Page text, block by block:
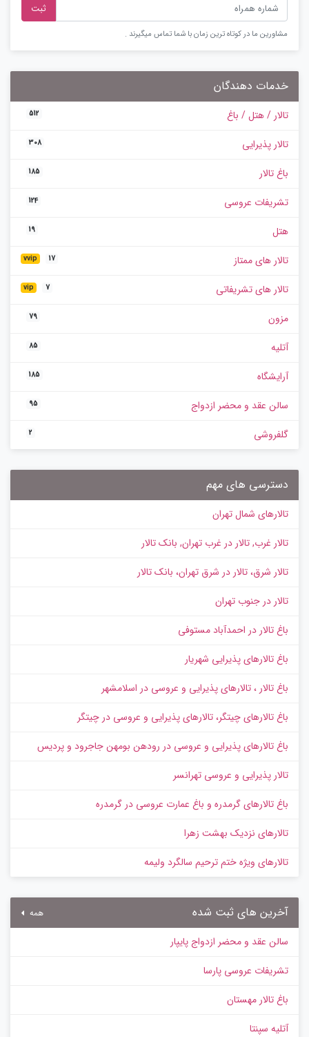
ثبت
مشاورین ما در کوتاه ترین زمان با شما تماس میگیرند .
خدمات دهندگان
تالار / هتل / باغ 512
تالار پذیرایی 308
باغ تالار 185
تشریفات عروسی 124
هتل 19
تالار های ممتاز vvip 17
تالار های تشریفاتی vip 7
مزون 79
آتلیه 85
آرایشگاه 185
سالن عقد و محضر ازدواج 95
گلفروشی 2
دسترسی های مهم
تالارهای شمال تهران
تالار غرب, تالار در غرب تهران, بانک تالار
تالار شرق، تالار در شرق تهران، بانک تالار
تالار در جنوب تهران
باغ تالار در احمدآباد مستوفی
باغ تالارهای پذیرایی شهریار
باغ تالار ، تالارهای پذیرایی و عروسی در اسلامشهر
باغ تالارهای چیتگر، تالارهای پذیرایی و عروسی در چیتگر
باغ تالارهای پذیرایی و عروسی در رودهن بومهن جاجرود و پردیس
تالار پذیرایی و عروسی تهرانسر
باغ تالارهای گرمدره و باغ عمارت عروسی در گرمدره
تالارهای نزدیک بهشت زهرا
تالارهای ویژه ختم ترحیم سالگرد ولیمه
آخرین های ثبت شده همه
سالن عقد و محضر ازدواج پایپار
تشریفات عروسی پارسا
باغ تالار مهستان
آتلیه سپنتا